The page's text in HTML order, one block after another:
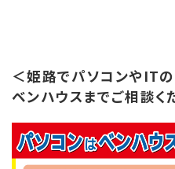
＜姫路でパソコンやIT
ベンハウスまでご相談く